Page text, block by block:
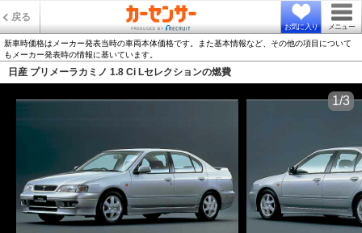
戻る
お気に入り メニュー
新車時価格はメーカー発表当時の車両本体価格です。また基本情報など、その他の項目について
もメーカー発表時の情報に基いています。
日産 プリメーラカミノ 1.8 Ci Lセレクションの燃費
1/3